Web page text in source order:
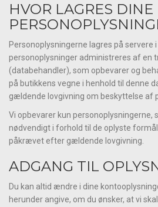
HVOR LAGRES DINE
Personoplysningerne lagres på servere
personoplysninger administreres af en
(databehandler), som opbevarer og
på butikkens vegne i henhold til denne
gældende lovgivning om beskyttelse af
Vi opbevarer kun personoplysningerne,
nødvendigt i forhold til de oplyste
påkrævet efter gældende lovgivning.
ADGANG TIL
Du kan altid ændre i dine
herunder angive, om du ønsker, at vi